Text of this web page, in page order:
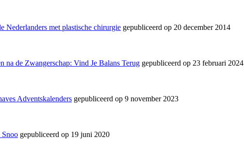
Nederlanders met plastische chirurgie gepubliceerd op 20 december 2014
na de Zwangerschap: Vind Je Balans Terug gepubliceerd op 23 februari 2024
Adventskalenders gepubliceerd op 9 november 2023
gepubliceerd op 19 juni 2020